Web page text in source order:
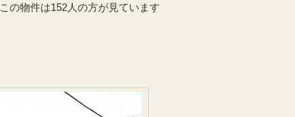
この物件は152人の方が見ています